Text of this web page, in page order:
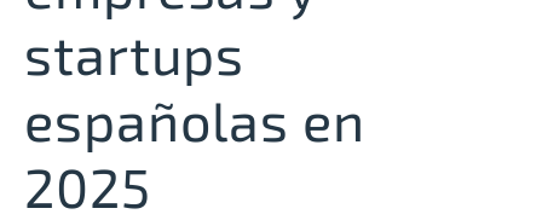
startups
españolas en
2025